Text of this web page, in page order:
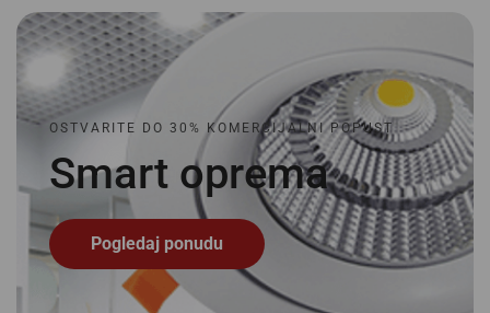
OSTVARITE DO 30% KOMERCIJALNI POPUST
Smart oprema
Pogledaj ponudu